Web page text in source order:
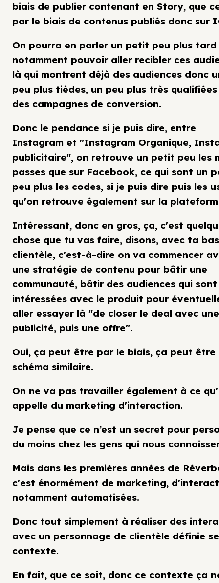
biais de publier contenant en Story, que
par le biais de contenus publiés donc sur
On pourra en parler un petit peu plus
notamment pouvoir aller recibler ces
là qui montrent déjà des audiences donc
peu plus tièdes, un peu plus très
des campagnes de conversion.
Donc le pendance si je puis dire, entre
Instagram et "Instagram Organique,
publicitaire", on retrouve un petit peu les
passes que sur Facebook, ce qui sont un
peu plus les codes, si je puis dire puis les
qu'on retrouve également sur la
Intéressant, donc en gros, ça, c'est
chose que tu vas faire, disons, avec ta
clientèle, c'est-à-dire on va commencer
une stratégie de contenu pour bâtir une
communauté, bâtir des audiences qui sont
intéressées avec le produit pour
aller essayer là "de closer le deal avec une
publicité, puis une offre".
Oui, ça peut être par le biais, ça peut être
schéma similaire.
On ne va pas travailler également à ce
appelle du marketing d'interaction.
Je pense que ce n’est un secret pour
du moins chez les gens qui nous
Mais dans les premières années de
c'est énormément de marketing,
notamment automatisées.
Donc tout simplement à réaliser des
avec un personnage de clientèle définie
contexte.
En fait, que ce soit, donc ce contexte ça